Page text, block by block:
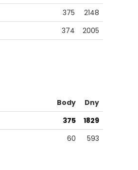
375
2148
374
2005
Body
Dny
375
1829
60 593